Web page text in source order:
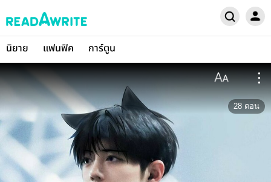
นิยาย แฟนฟิค การ์ตูน
28 ตอน